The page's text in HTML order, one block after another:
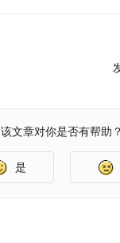
该文章对你是否有帮助？
是